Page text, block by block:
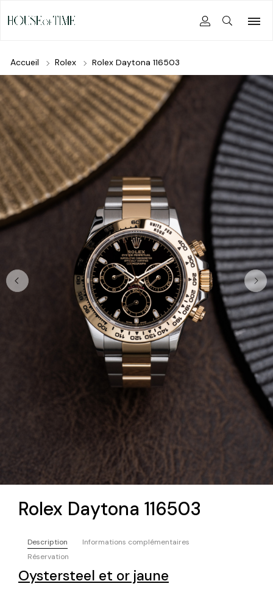
Accueil Rolex Rolex Daytona 116503
Rolex Daytona 116503
Description
Informations complémentaires
Réservation
Oystersteel et or jaune